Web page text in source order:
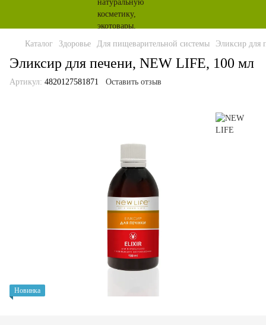
Каталог Здоровье Для пищеварительной системы Эликсир для
Эликсир для печени, NEW LIFE, 100 мл
Артикул: 4820127581871 Оставить отзыв
Новинка